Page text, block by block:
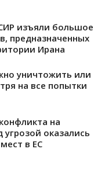
изъяли большое
предназначенных
Ирана
уничтожить или
на все попытки
на
оказались
в ЕС